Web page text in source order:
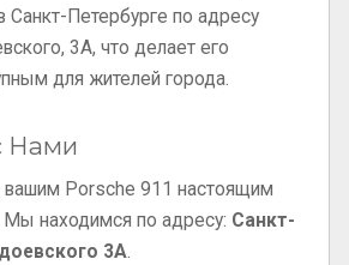
Санкт-Петербурге по адресу
3А, что делает его
для жителей города.
Нами
вашим Porsche 911 настоящим
находимся по адресу: Санкт-
3А.